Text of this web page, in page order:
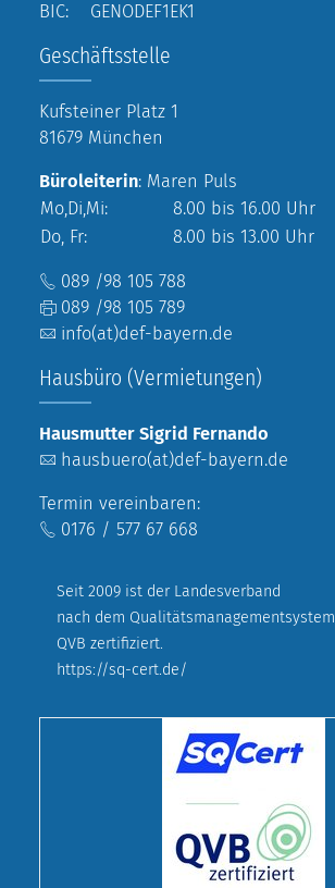
BIC: GENODEF1EK1
Geschäftsstelle
Kufsteiner Platz 1
81679 München
Büroleiterin: Maren Puls
Mo,Di,Mi:
8.00 bis 16.00 Uhr
Do, Fr:
8.00 bis 13.00 Uhr
089 /98 105 788
089 /98 105 789
info(at)def-bayern.de
Hausbüro (Vermietungen)
Hausmutter Sigrid Fernando
hausbuero(at)def-bayern.de
Termin vereinbaren:
0176 / 577 67 668
Seit 2009 ist der Landesverband
nach dem Qualitätsmanagementsystem
QVB zertifiziert.
https://sq-cert.de/